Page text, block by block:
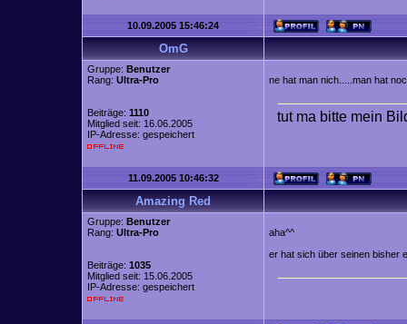
10.09.2005 15:46:24
OmG
Gruppe: Benutzer
Rang: Ultra-Pro
Beiträge: 1110
Mitglied seit: 16.06.2005
IP-Adresse: gespeichert
ne hat man nich.....man hat
tut ma bitte mein
11.09.2005 10:46:32
Amazing Red
Gruppe: Benutzer
Rang: Ultra-Pro
Beiträge: 1035
Mitglied seit: 15.06.2005
IP-Adresse: gespeichert
aha^^
er hat sich über seinen bisher